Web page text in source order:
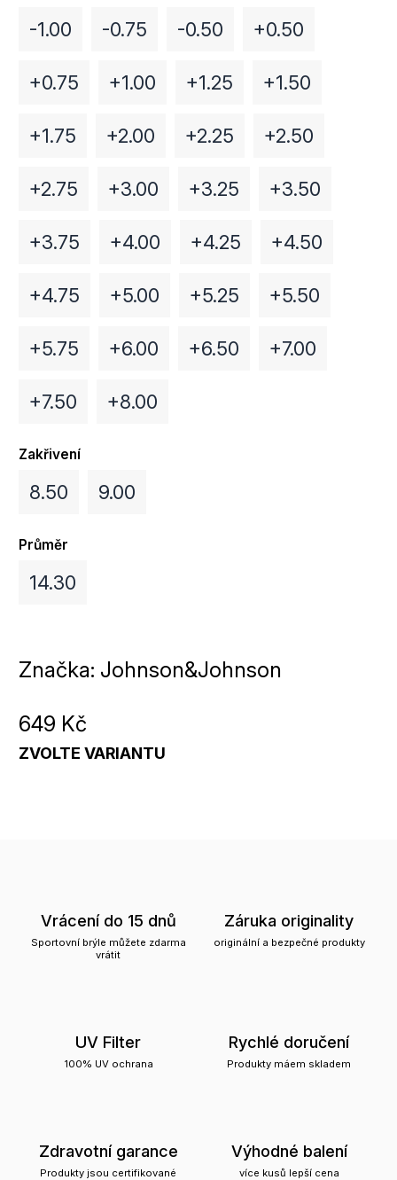
-1.00 -0.75 -0.50 +0.50
+0.75 +1.00 +1.25 +1.50
+1.75 +2.00 +2.25 +2.50
+2.75 +3.00 +3.25 +3.50
+3.75 +4.00 +4.25 +4.50
+4.75 +5.00 +5.25 +5.50
+5.75 +6.00 +6.50 +7.00
+7.50 +8.00
Zakřivení
8.50 9.00
Průměr
14.30
Značka: Johnson&Johnson
649 Kč
ZVOLTE VARIANTU
Vrácení do 15 dnů
Sportovní brýle můžete zdarma
vrátit
Záruka originality
originální a bezpečné produkty
UV Filter
100% UV ochrana
Rychlé doručení
Produkty máem skladem
Zdravotní garance
Produkty jsou certifikované
Výhodné balení
více kusů lepší cena